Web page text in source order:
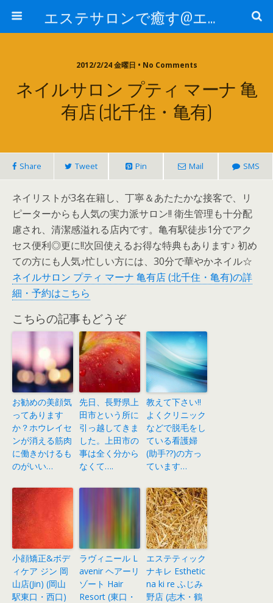
エステサロンで癒す@エステ～全国エステ情報
2012/2/24 金曜日 • No Comments
ネイルサロン プティ マーナ 亀
有店 (北千住・亀有)
Share Tweet Pin Mail SMS
ネイリストが3名在籍し、丁寧＆あたたかな接客で、リ
ピーターからも人気の実力派サロン!! 衛生管理も十分配
慮され、清潔感溢れる店内です。亀有駅徒歩1分でアク
セス便利◎更に!!次回使えるお得な特典もあります♪ 初め
ての方にも人気♪忙しい方には、30分で華やかネイル☆
ネイルサロン プティ マーナ 亀有店 (北千住・亀有)の詳
細・予約はこちら
こちらの記事もどうぞ
お勧めの美顔気
ってあります
か？ホウレイセ
ンが消える筋肉
に働きかけるも
のがいい…
先日、長野県上
田市という所に
引っ越してきま
した。上田市の
事は全く分から
なくて….
教えて下さい!!
よくクリニック
などで脱毛をし
ている看護婦
(助手??)の方っ
ています…
小顔矯正&ボデ
ィケア ジン 岡
山店(Jin) (岡山
駅東口・西口)
ラヴィニール L
avenir ヘアーリ
ゾート Hair
Resort (東口・
エステティック
ナキレ Esthetic
na ki re ふじみ
野店 (志木・鶴